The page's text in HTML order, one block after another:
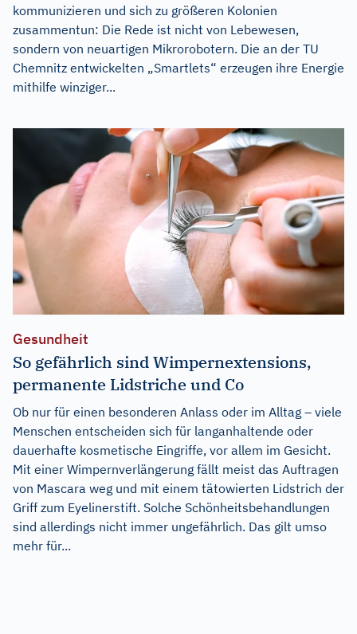
kommunizieren und sich zu größeren Kolonien
zusammentun: Die Rede ist nicht von Lebewesen,
sondern von neuartigen Mikrorobotern. Die an der TU
Chemnitz entwickelten „Smartlets“ erzeugen ihre Energie
mithilfe winziger...
Gesundheit
So gefährlich sind Wimpernextensions,
permanente Lidstriche und Co
Ob nur für einen besonderen Anlass oder im Alltag – viele
Menschen entscheiden sich für langanhaltende oder
dauerhafte kosmetische Eingriffe, vor allem im Gesicht.
Mit einer Wimpernverlängerung fällt meist das Auftragen
von Mascara weg und mit einem tätowierten Lidstrich der
Griff zum Eyelinerstift. Solche Schönheitsbehandlungen
sind allerdings nicht immer ungefährlich. Das gilt umso
mehr für...